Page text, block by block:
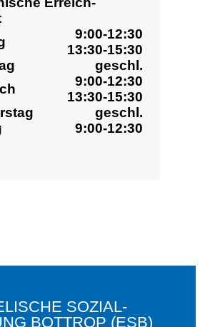
13:30-15:30
13:30-15:30